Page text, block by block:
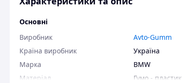
Основні
Виробник
Avto-Gumm
Країна виробник
Україна
Марка
BMW
Матеріал
Гумо - пластик